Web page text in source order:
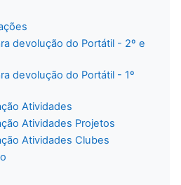
devolução do Portátil - 2º e
devolução do Portátil - 1º
Atividades
Atividades Projetos
Atividades Clubes